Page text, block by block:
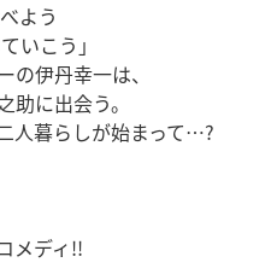
よう
いこう」
伊丹幸一は、
に出会う。
人暮らしが始まって…?
メディ!!